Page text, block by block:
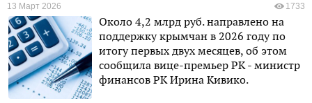
13 Март 2026 1733
Около 4,2 млрд руб. направлено на
поддержку крымчан в 2026 году по
итогу первых двух месяцев, об этом
сообщила вице-премьер РК - министр
финансов РК Ирина Кивико.